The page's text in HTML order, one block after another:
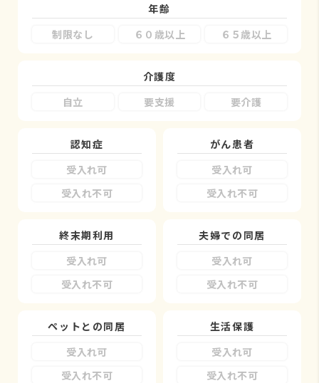
年齢
制限なし
６０歳以上 ６５歳以上
介護度
自立
要支援 要介護
認知症
受入れ可
受入れ不可
がん患者
受入れ可
受入れ不可
終末期利用
受入れ可
受入れ不可
夫婦での同居
受入れ可
受入れ不可
ペットとの同居
受入れ可
受入れ不可
生活保護
受入れ可
受入れ不可